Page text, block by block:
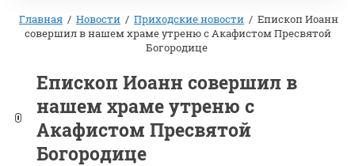
Главная / Новости / Приходские новости / Епископ Иоанн
совершил в нашем храме утреню с Акафистом Пресвятой
Богородице
Епископ Иоанн совершил в
нашем храме утреню с
Акафистом Пресвятой
Богородице